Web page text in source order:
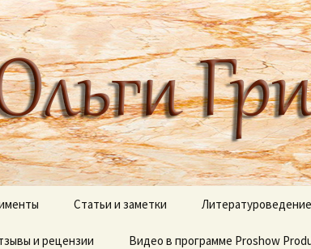
публициста,
Статьи и заметки
Блестящий XVIII век В дебрях книжных
и рецензии Видео в программе Proshow